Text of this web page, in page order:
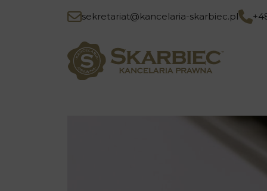
sekretariat@kancelaria-skarbiec.pl